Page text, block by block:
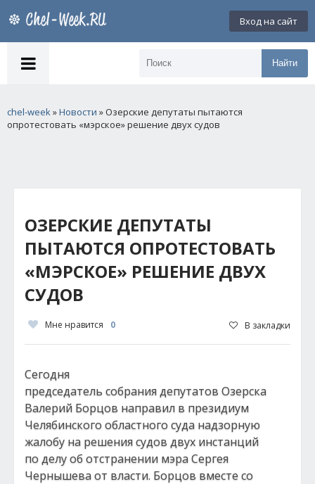
Вход на сайт
Найти
chel-week»Новости » Озерские депутаты пытаются
опротестовать «мэрское» решение двух судов
ОЗЕРСКИЕ ДЕПУТАТЫ
ПЫТАЮТСЯ ОПРОТЕСТОВАТЬ
«МЭРСКОЕ» РЕШЕНИЕ ДВУХ
СУДОВ
Мне нравится 0 В закладки
Сегодня
председатель собрания депутатов Озерска
Валерий Борцов направил в президиум
Челябинского областного суда надзорную
жалобу на решения судов двух инстанций
по делу об отстранении мэра Сергея
Чернышева от власти. Борцов вместе со